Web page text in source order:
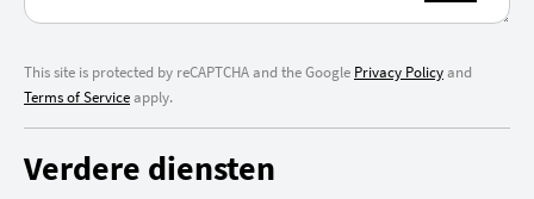
This site is protected by reCAPTCHA and the Google Privacy Policyand
Terms of Serviceapply.
Verdere diensten